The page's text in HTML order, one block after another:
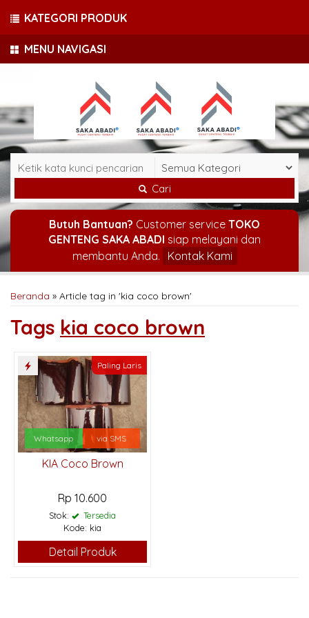
MENU NAVIGASI
Cari
Butuh Bantuan? Customer service TOKO
GENTENG SAKA ABADI siap melayani dan
membantu Anda.
Kontak Kami
Beranda » Article tag in 'kia coco brown'
Tags kia coco brown
Paling Laris
Whatsapp via SMS
KIA Coco Brown
Rp 10.600
Stok:
Tersedia
Kode: kia
Detail Produk
KATEGORI PRODUK